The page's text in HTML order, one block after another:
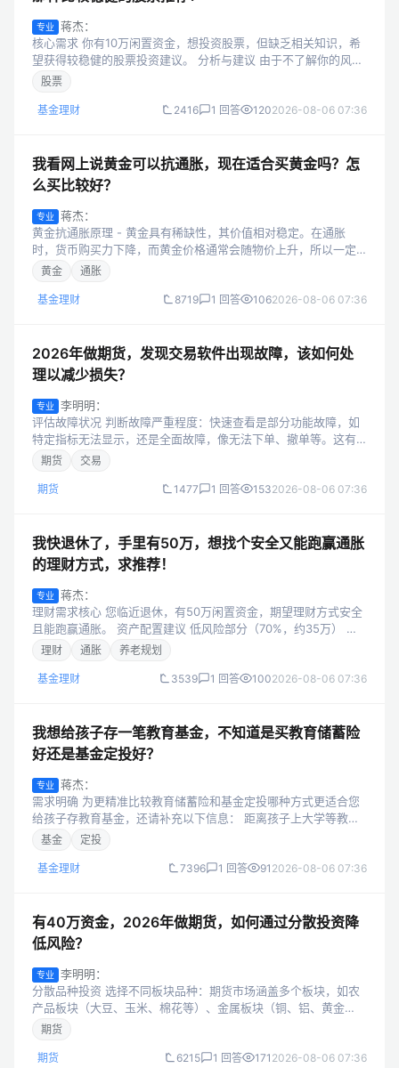
专业
蒋杰：
核心需求 你有10万闲置资金，想投资股票，但缺乏相关知识，希
望获得较稳健的股票投资建议。 分析与建议 由于不了解你的风险
承受能力和投资期限，难以精准推荐。不过股票投资本身风险较
股票
基金理财 2416 1 回答 1202026-08-06 07:36
我看网上说黄金可以抗通胀，现在适合买黄金吗？怎
么买比较好？
专业
蒋杰：
黄金抗通胀原理 - 黄金具有稀缺性，其价值相对稳定。在通胀
时，货币购买力下降，而黄金价格通常会随物价上升，所以一定
程度上能抵抗通胀。 ## 当前是否适合买黄金 - 需综合考量多方面
黄金 通胀
基金理财 8719 1 回答 1062026-08-06 07:36
2026年做期货，发现交易软件出现故障，该如何处
理以减少损失？
专业
李明明：
评估故障状况 判断故障严重程度：快速查看是部分功能故障，如
特定指标无法显示，还是全面故障，像无法下单、撤单等。这有
助于确定后续的应对策略。 确认故障持续时间：若只是短暂的卡
期货 交易
期货 1477 1 回答 1532026-08-06 07:36
我快退休了，手里有50万，想找个安全又能跑赢通胀
的理财方式，求推荐！
专业
蒋杰：
理财需求核心 您临近退休，有50万闲置资金，期望理财方式安全
且能跑赢通胀。 资产配置建议 低风险部分（70%，约35万） 大
额存单：将一部分资金（如20万）存入大额存单，它利率相对较
理财 通胀 养老规划
基金理财 3539 1 回答 1002026-08-06 07:36
我想给孩子存一笔教育基金，不知道是买教育储蓄险
好还是基金定投好？
专业
蒋杰：
需求明确 为更精准比较教育储蓄险和基金定投哪种方式更适合您
给孩子存教育基金，还请补充以下信息： 距离孩子上大学等教育
支出时间点大概还有多久？ 您期望的收益大概是多少，能接受的
基金 定投
基金理财 7396 1 回答 91 2026-08-06 07:36
有40万资金，2026年做期货，如何通过分散投资降
低风险？
专业
李明明：
分散品种投资 选择不同板块品种：期货市场涵盖多个板块，如农
产品板块（大豆、玉米、棉花等）、金属板块（铜、铝、黄金
等）、能源化工板块（原油、甲醇、橡胶等）。不同板块受不同
期货
期货 6215 1 回答 171 2026-08-06 07:36